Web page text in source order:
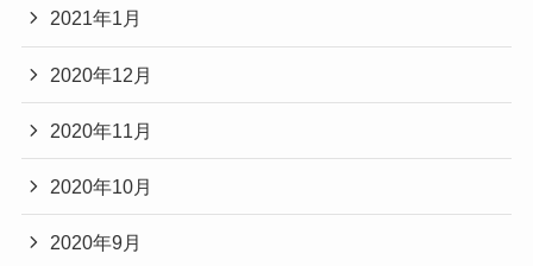
2021年1月
2020年12月
2020年11月
2020年10月
2020年9月